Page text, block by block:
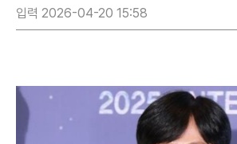
입력 2026-04-20 15:58